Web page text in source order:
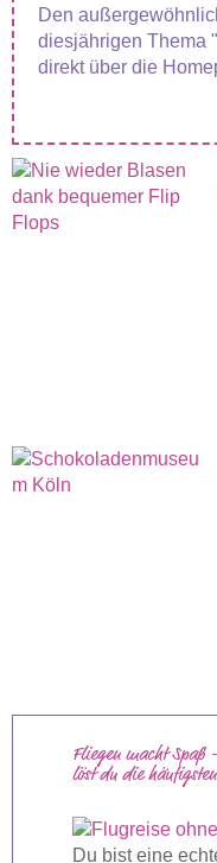
Den
diesjährigen Thema
direkt über die
Fliegen macht Spaß
löst du die
Du bist eine